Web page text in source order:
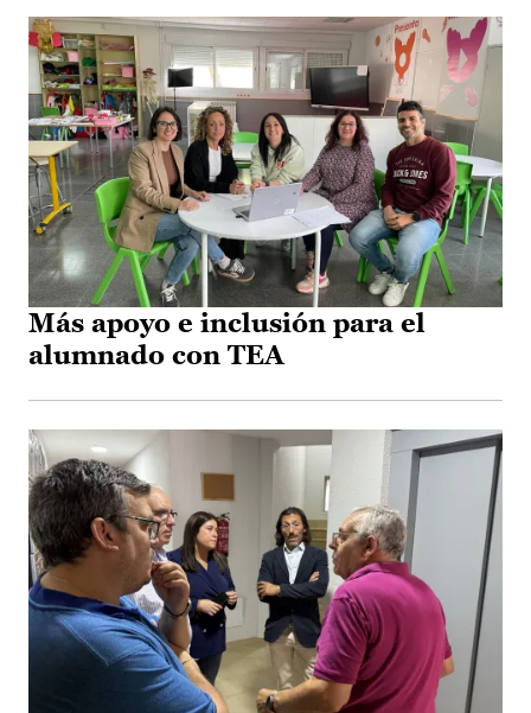
Más apoyo e inclusión para el
alumnado con TEA